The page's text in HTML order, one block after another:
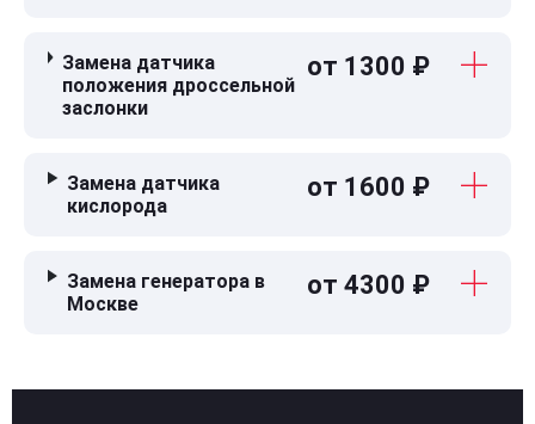
Замена датчика
положения дроссельной
заслонки
от 1300 ₽
Замена датчика
кислорода
от 1600 ₽
Замена генератора в
Москве
от 4300 ₽